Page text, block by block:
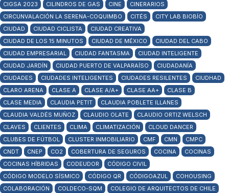
CIGSA 2023
CILINDROS DE GAS CINE
CINERARIOS
CIRCUNVALACIÓN LA SERENA-COQUIMBO
CITÉS
CITY LAB BIOBÍO
CIUDAD
CIUDAD CICLISTA
CIUDAD CREATIVA
CIUDAD DE LOS 15 MINUTOS
CIUDAD DE MÉXICO
CIUDAD DEL CABO
CIUDAD EMPRESARIAL
CIUDAD FANTASMA
CIUDAD INTELIGENTE
CIUDAD JARDÍN
CIUDAD PUERTO DE VALPARAÍSO
CIUDADANÍA
CIUDADES
CIUDADES INTELIGENTES CIUDADES RESILENTES
CIUDHAD
CLARO ARENA
CLASE A CLASE A/A+ CLASE AA+
CLASE B
CLASE MEDIA
CLAUDIA PETIT
CLAUDIA POBLETE ILLANES
CLAUDIA VALDÉS MUÑOZ
CLAUDIO OLATE
CLAUDIO ORTIZ WELSCH
CLAVES
CLIENTES CLIMA CLIMATIZACIÓN
CLOUD DANCER
CLUBES DE FÚTBOL
CLUSTER INMOBILIARIO CMF CMN
CMPC
CNDT
CNEP CO2 COBERTURA DE SEGUROS COCINA
COCINAS
COCINAS HÍBRIDAS
CODEUDOR
CÓDIGO CIVIL
CÓDIGO MODELO SÍSMICO
CÓDIGO QR CÓDIGOAZUL
COHOUSING
COLABORACIÓN
COLDECO-SQM
COLEGIO DE ARQUITECTOS DE CHILE